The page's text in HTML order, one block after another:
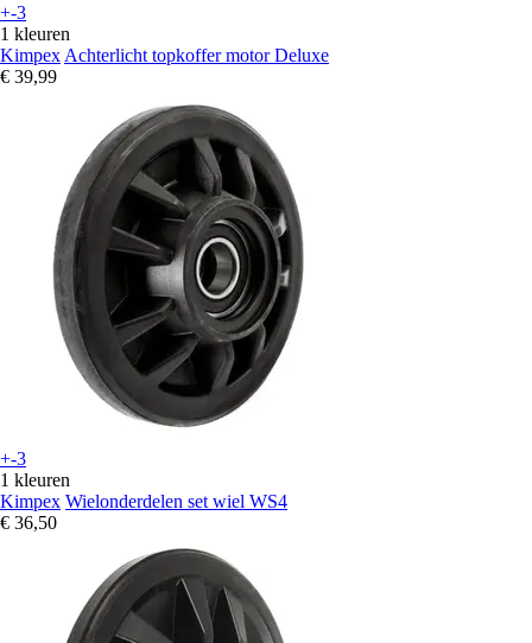
+-3
1 kleuren
Kimpex Achterlicht topkoffer motor Deluxe
€ 39,99
+-3
1 kleuren
Kimpex Wielonderdelen set wiel WS4
€ 36,50